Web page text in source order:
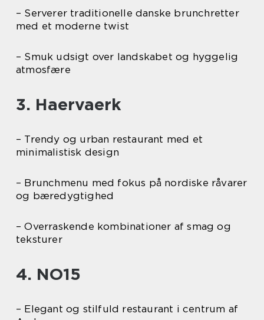
– Serverer traditionelle danske brunchretter
med et moderne twist
– Smuk udsigt over landskabet og hyggelig
atmosfære
3. Haervaerk
– Trendy og urban restaurant med et
minimalistisk design
– Brunchmenu med fokus på nordiske råvarer
og bæredygtighed
– Overraskende kombinationer af smag og
teksturer
4. NO15
– Elegant og stilfuld restaurant i centrum af